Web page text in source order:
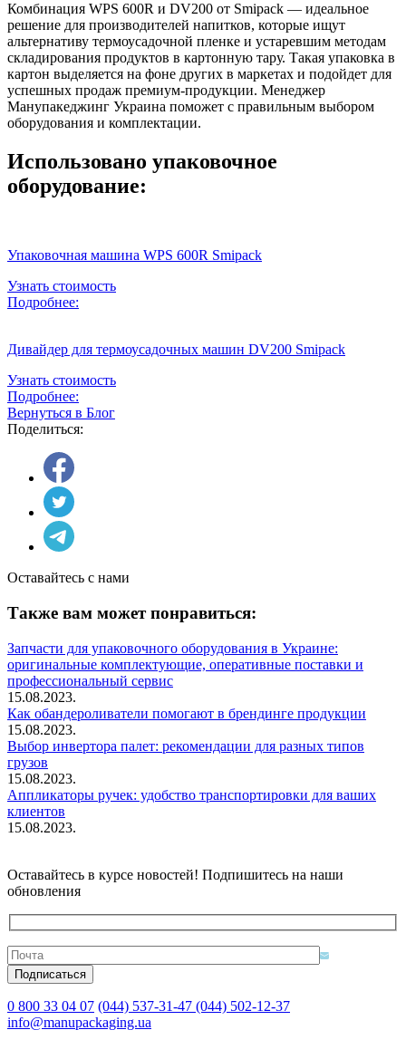
Комбинация WPS 600R и DV200 от Smipack — идеальное
решение для производителей напитков, которые ищут
альтернативу термоусадочной пленке и устаревшим методам
складирования продуктов в картонную тару. Такая упаковка в
картон выделяется на фоне других в маркетах и подойдет для
успешных продаж премиум-продукции. Менеджер
Манупакеджинг Украина поможет с правильным выбором
оборудования и комплектации.
Использовано упаковочное
оборудование:
Упаковочная машина WPS 600R Smipack
Узнать стоимость
Подробнее:
Дивайдер для термоусадочных машин DV200 Smipack
Узнать стоимость
Подробнее:
Вернуться в Блог
Поделиться:
Оставайтесь с нами
Также вам может понравиться:
Запчасти для упаковочного оборудования в Украине:
оригинальные комплектующие, оперативные поставки и
профессиональный сервис
15.08.2023.
Как обандероливатели помогают в брендинге продукции
15.08.2023.
Выбор инвертора палет: рекомендации для разных типов
грузов
15.08.2023.
Аппликаторы ручек: удобство транспортировки для ваших
клиентов
15.08.2023.
Оставайтесь в курсе новостей! Подпишитесь на наши
обновления
0 800 33 04 07 (044) 537-31-47 (044) 502-12-37
info@manupackaging.ua